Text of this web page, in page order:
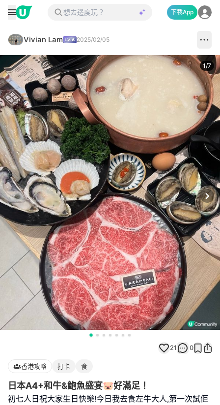
下載App
Vivian Lam 2025/02/05
1/7
21 0
香港攻略 打卡 食
日本A4+和牛&鮑魚盛宴🐷好滿足！
初七人日祝大家生日快樂!今日我去食左牛大人,第一次試佢